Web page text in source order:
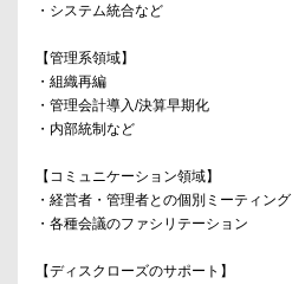
・システム統合など
【管理系領域】
・組織再編
・管理会計導入/決算早期化
・内部統制など
【コミュニケーション領域】
・経営者・管理者との個別ミーティング
・各種会議のファシリテーション
【ディスクローズのサポート】